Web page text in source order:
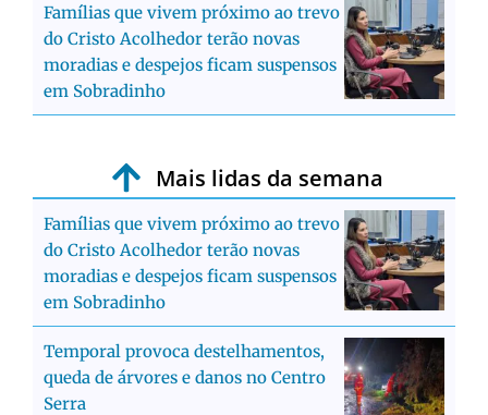
Famílias que vivem próximo ao trevo
do Cristo Acolhedor terão novas
moradias e despejos ficam suspensos
em Sobradinho
Mais lidas da semana
Famílias que vivem próximo ao trevo
do Cristo Acolhedor terão novas
moradias e despejos ficam suspensos
em Sobradinho
Temporal provoca destelhamentos,
queda de árvores e danos no Centro
Serra